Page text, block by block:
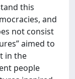
this
and
not consist
aimed to
in the
people